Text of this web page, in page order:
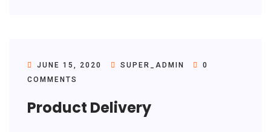
JUNE 15, 2020 SUPER_ADMIN
0
COMMENTS
Product Delivery